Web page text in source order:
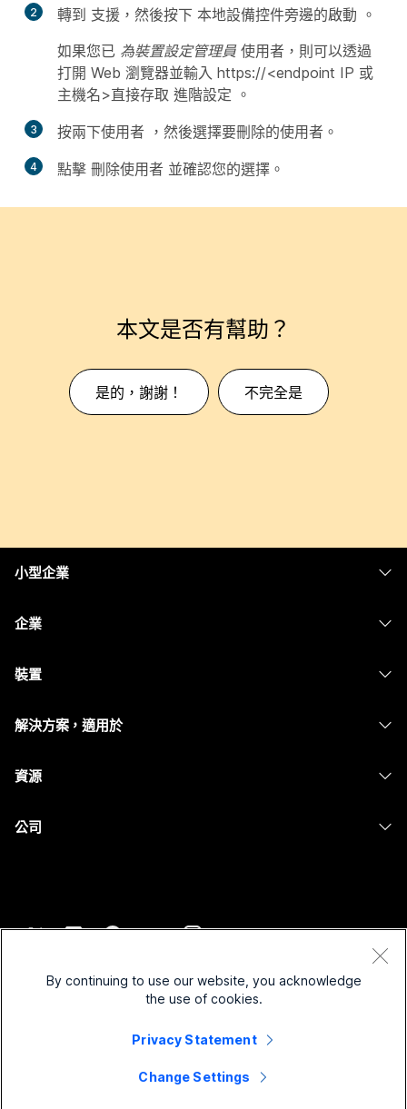
2 轉到 支援，然後按下 本地設備控件旁邊的啟動 。
如果您已 為裝置設定管理員使用者，則可以透過
打開 Web 瀏覽器並輸入 https://<endpoint IP 或
主機名>直接存取 進階設定 。
3 按兩下使用者 ，然後選擇要刪除的使用者。
4 點擊 刪除使用者 並確認您的選擇。
本文是否有幫助？
是的，謝謝！ 不完全是
小型企業
企業
安全性
裝置
解決方案，適用於
啟動
混合式工作
資源
包容性
公司
聯絡銷售人員
Webex 思想領導力
Webex Merch Store
職業
隱私權聲明
By continuing to use our website, you acknowledge
the use of cookies.
Privacy Statement
Change Settings